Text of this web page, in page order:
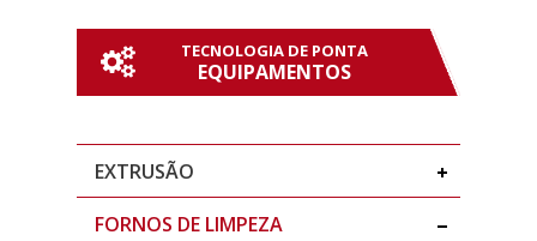
TECNOLOGIA DE PONTA
EQUIPAMENTOS
EXTRUSÃO
FORNOS DE LIMPEZA